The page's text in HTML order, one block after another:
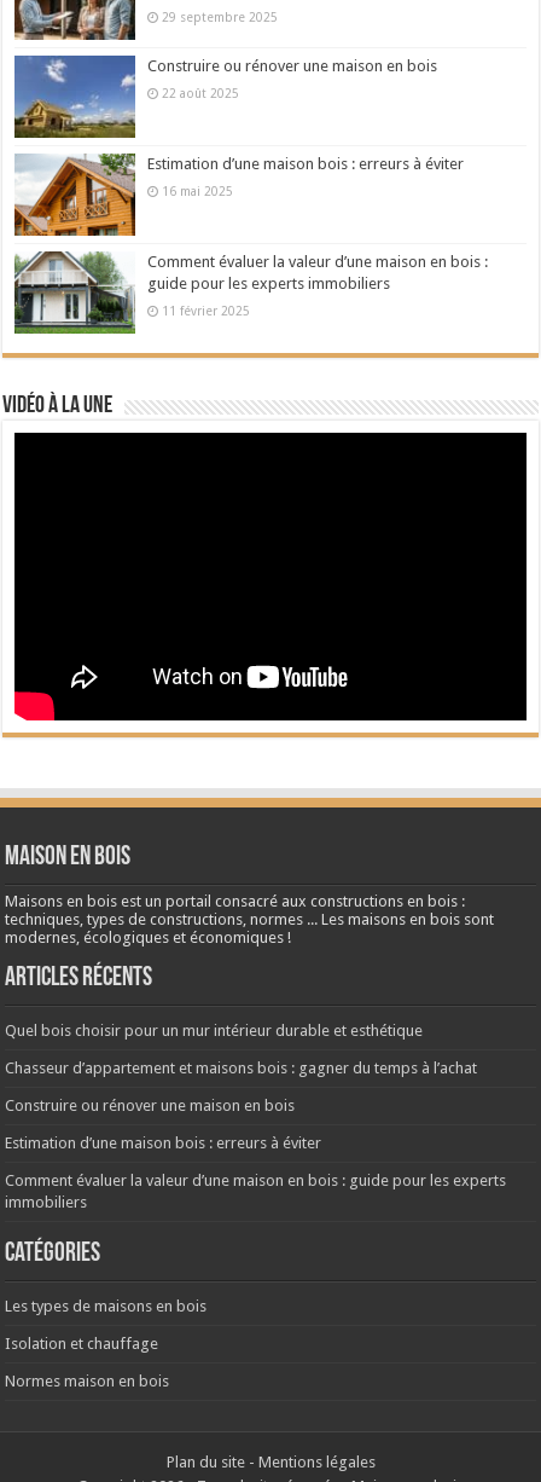
29 septembre 2025
Construire ou rénover une maison en bois
22 août 2025
Estimation d’une maison bois : erreurs à éviter
16 mai 2025
Comment évaluer la valeur d’une maison en bois :
guide pour les experts immobiliers
11 février 2025
Vidéo à la Une
Maison en bois
Maisons en bois est un portail consacré aux constructions en bois :
techniques, types de constructions, normes ... Les maisons en bois sont
modernes, écologiques et économiques !
Articles récents
Quel bois choisir pour un mur intérieur durable et esthétique
Chasseur d’appartement et maisons bois : gagner du temps à l’achat
Construire ou rénover une maison en bois
Estimation d’une maison bois : erreurs à éviter
Comment évaluer la valeur d’une maison en bois : guide pour les experts
immobiliers
Catégories
Les types de maisons en bois
Isolation et chauffage
Normes maison en bois
Plan du site- Mentions légales